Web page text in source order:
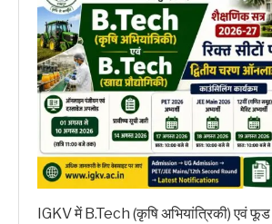
IGKV में B.Tech (कृषि अभियांत्रिकी) एवं फूड